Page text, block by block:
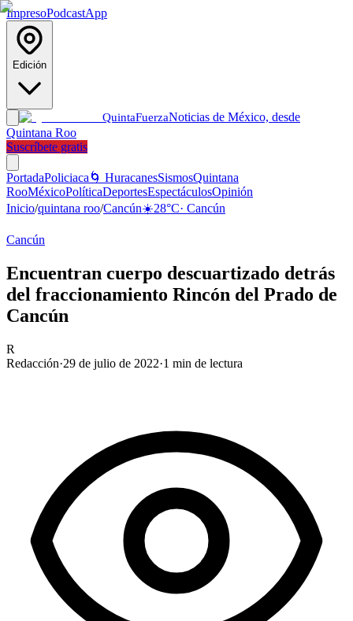
ImpresoPodcastApp
Edición
QuintaFuerzaNoticias de México, desde
Quintana Roo
Suscríbete gratis
PortadaPoliciaca 🌀 HuracanesSismosQuintana
RooMéxicoPolíticaDeportesEspectáculosOpinión
Inicio/quintana roo/Cancún☀️28°C· Cancún
Cancún
Encuentran cuerpo descuartizado detrás
del fraccionamiento Rincón del Prado de
Cancún
R
Redacción·29 de julio de 2022·1 min de lectura